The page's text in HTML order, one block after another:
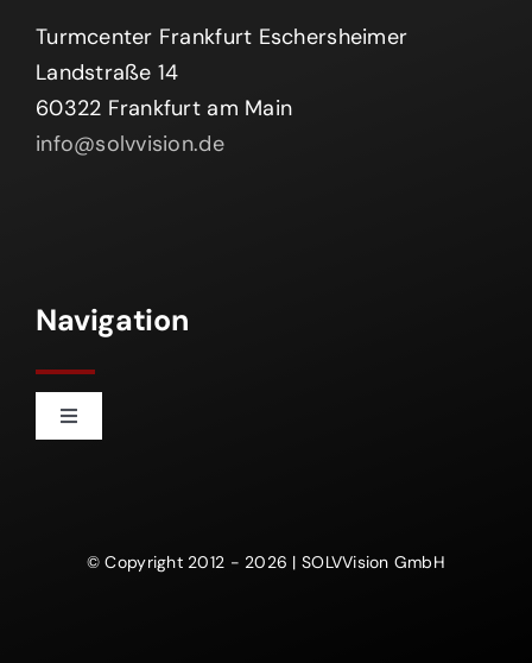
Turmcenter Frankfurt Eschersheimer
Landstraße 14
60322 Frankfurt am Main
info@solvvision.de
Navigation
Toggle
Über uns© Copyright 2012 - 2026 | SOLVVision GmbH